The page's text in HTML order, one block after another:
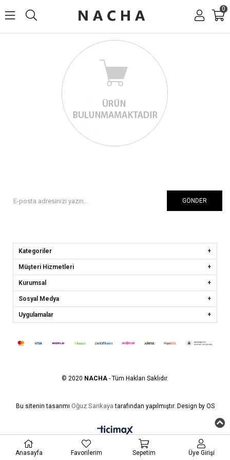
0
GÖNDER
Kategoriler
Müşteri Hizmetleri
Kurumsal
Sosyal Medya
Uygulamalar
© 2020 NACHA - Tüm Hakları Saklıdır.
Bu sitenin tasarımı Oğuz Sarıkaya tarafından yapılmıştır. Design by OS
Anasayfa Favorilerim Sepetim Üye Girişi